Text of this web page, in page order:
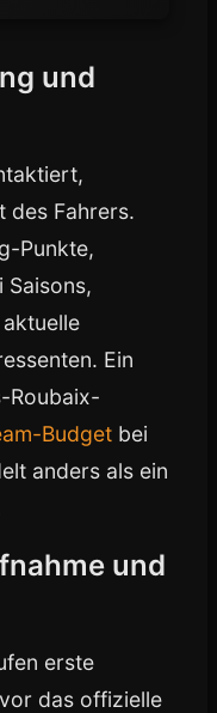
und
des Fahrers.
Punkte,
Saisons,
Ein
Roubaix-
Budget bei
anders als ein
und
erste
das offizielle